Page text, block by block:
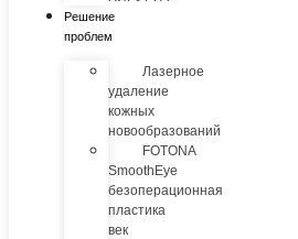
Решение
проблем
Лазерное
удаление
кожных
новообразований
FOTONA
SmoothEye
безоперационная
пластика
век